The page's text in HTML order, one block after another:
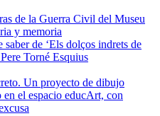
de la Guerra Civil del Museu
y memoria
de ‘Els dolços indrets de
Torné Esquius
Un proyecto de dibujo
en el espacio educArt, con